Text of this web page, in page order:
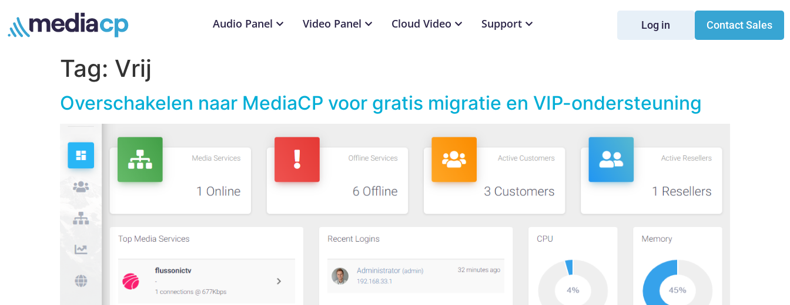
Audio Panel Video Panel Cloud Video Support Log in Contact Sales
Tag: Vrij
Overschakelen naar MediaCP voor gratis migratie en VIP-ondersteuning